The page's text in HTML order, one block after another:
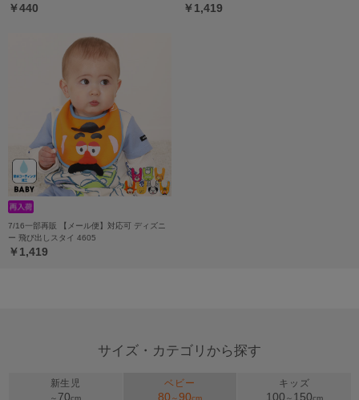
￥440 ￥1,419
7/16一部再販 【メール便】対応可 ディズニ
ー 飛び出しスタイ 4605
￥1,419
サイズ・カテゴリから探す
新生児
～ 70cm
ベビー
80 ～90cm
キッズ
100 ～ 150cm